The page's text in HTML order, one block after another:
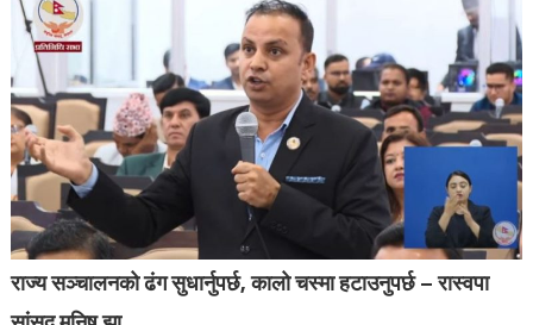
राज्य सञ्चालनको ढंग सुधार्नुपर्छ, कालो चस्मा हटाउनुपर्छ – रास्वपा